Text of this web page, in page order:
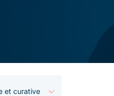
et curative